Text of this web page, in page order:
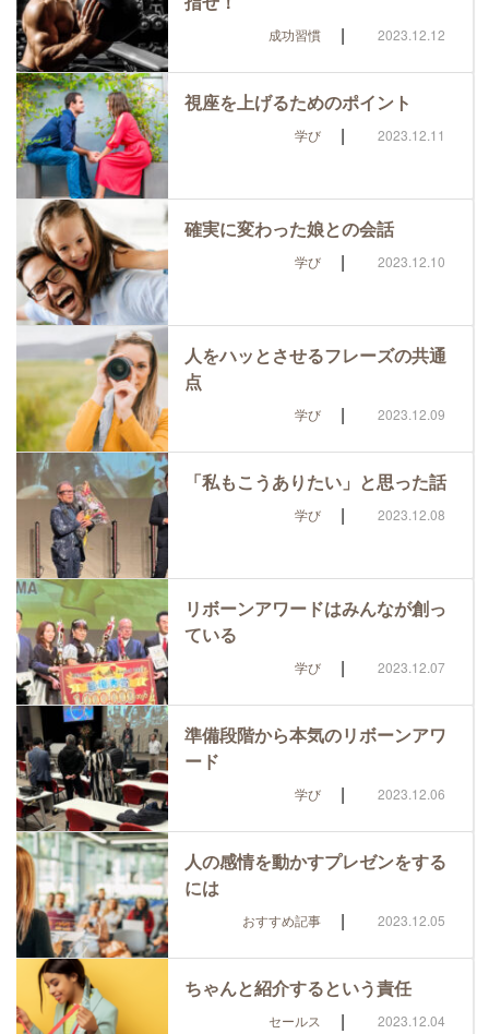
成功習慣 | 2023.12.12
視座を上げるためのポイント
学び | 2023.12.11
確実に変わった娘との会話
学び | 2023.12.10
人をハッとさせるフレーズの共通
点
学び | 2023.12.09
「私もこうありたい」と思った話
学び | 2023.12.08
リボーンアワードはみんなが創っ
ている
学び | 2023.12.07
準備段階から本気のリボーンアワ
ード
学び | 2023.12.06
人の感情を動かすプレゼンをする
には
おすすめ記事 | 2023.12.05
ちゃんと紹介するという責任
セールス | 2023.12.04